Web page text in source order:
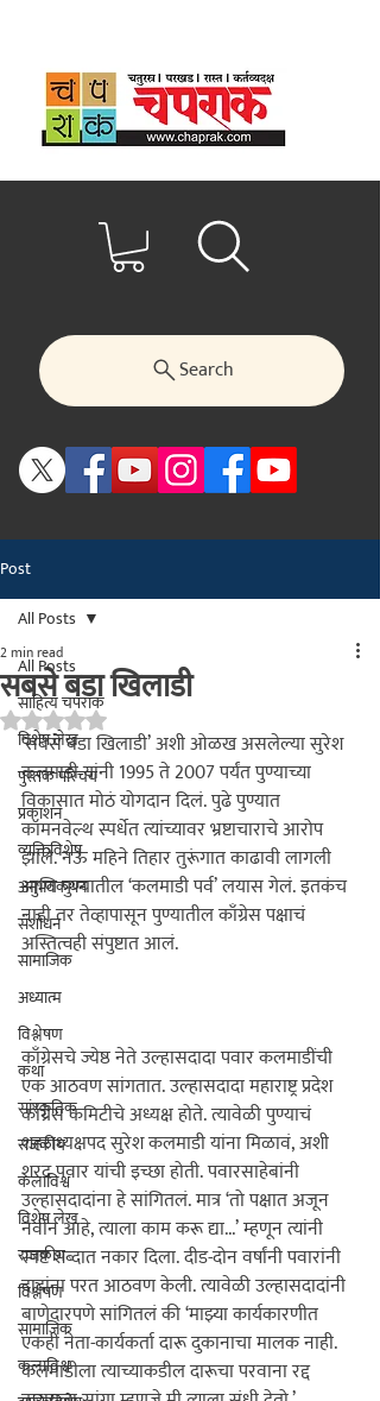
Search
२००२ पासून...
Post
All Posts
साहित्य चपराक
विशेष लेख
पुस्तक परिचय
प्रकाशन
व्यक्तिविशेष
अनुभवकथन
संशोधन
सामाजिक
अध्यात्म
विश्लेषण
कथा
सांस्कृतिक
राजकीय
कलाविश्व
विशेष लेख
राजकीय
विश्लेषण
सामाजिक
कलाविश्व
All Posts
सबसे बडा खिलाडी
2 min read
Rated NaN out of 5 stars.
‘सबसे बडा खिलाडी’ अशी ओळख असलेल्या सुरेश
कलमाडी यांनी 1995 ते 2007 पर्यंत पुण्याच्या
विकासात मोठं योगदान दिलं. पुढे पुण्यात
कॉमनवेल्थ स्पर्धेत त्यांच्यावर भ्रष्टाचाराचे आरोप
झाले. नऊ महिने तिहार तुरूंगात काढावी लागली
आणि पुण्यातील ‘कलमाडी पर्व’ लयास गेलं. इतकंच
नाही तर तेव्हापासून पुण्यातील काँग्रेस पक्षाचं
अस्तित्वही संपुष्टात आलं.
काँग्रेसचे ज्येष्ठ नेते उल्हासदादा पवार कलमाडींची
एक आठवण सांगतात. उल्हासदादा महाराष्ट्र प्रदेश
काँग्रेस कमिटीचे अध्यक्ष होते. त्यावेळी पुण्याचं
शहराध्यक्षपद सुरेश कलमाडी यांना मिळावं, अशी
शरद पवार यांची इच्छा होती. पवारसाहेबांनी
उल्हासदादांना हे सांगितलं. मात्र ‘तो पक्षात अजून
नवीन आहे, त्याला काम करू द्या...’ म्हणून त्यांनी
स्पष्ट शब्दात नकार दिला. दीड-दोन वर्षांनी पवारांनी
दादांना परत आठवण केली. त्यावेळी उल्हासदादांनी
बाणेदारपणे सांगितलं की ‘माझ्या कार्यकारणीत
एकही नेता-कार्यकर्ता दारू दुकानाचा मालक नाही.
कलमाडीला त्याच्याकडील दारूचा परवाना रद्द